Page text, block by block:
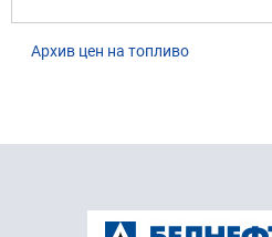
Архив цен на топливо